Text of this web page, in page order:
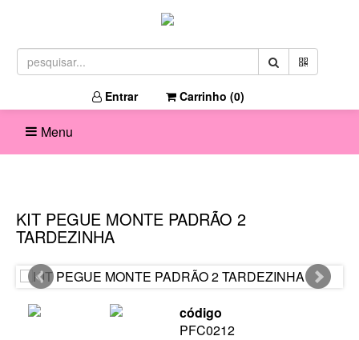
Entrar Carrinho (0)
Menu
KIT PEGUE MONTE PADRÃO 2
TARDEZINHA
código
PFC0212